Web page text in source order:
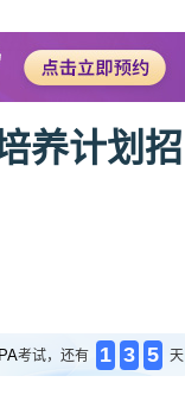
养计划招
考试，还有 1 3 5 天